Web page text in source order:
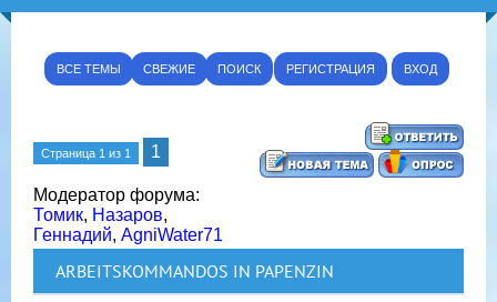
ВСЕ ТЕМЫ СВЕЖИЕ ПОИСК РЕГИСТРАЦИЯ ВХОД
Страница 1 из 1 1
Модератор форума:
Томик, Назаров,
Геннадий, AgniWater71
ARBEITSKOMMANDOS IN PAPENZIN